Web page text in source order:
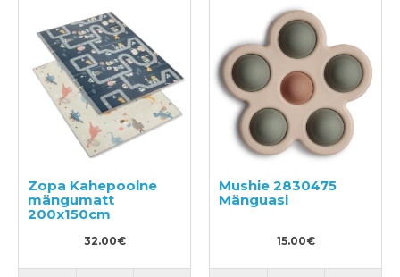
Zopa Kahepoolne
mängumatt
200x150cm
32.00€
Mushie 2830475
Mänguasi
15.00€